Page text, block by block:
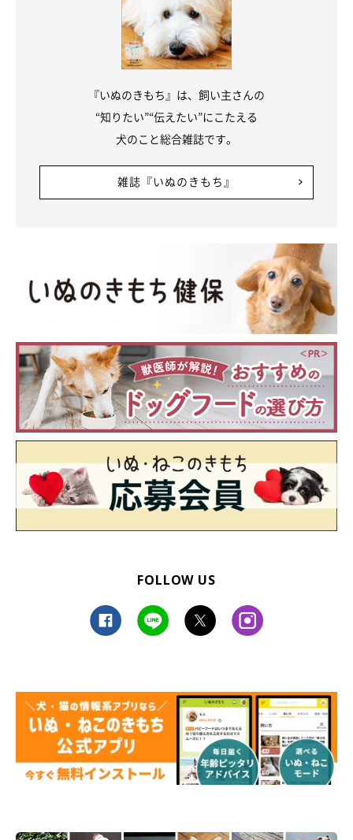
『いぬのきもち』は、飼い主さんの
“知りたい”“伝えたい”にこたえる
犬のこと総合雑誌です。
雑誌『いぬのきもち』
FOLLOW US